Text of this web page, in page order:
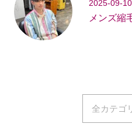
2025-09-10
メンズ縮
全カテゴ